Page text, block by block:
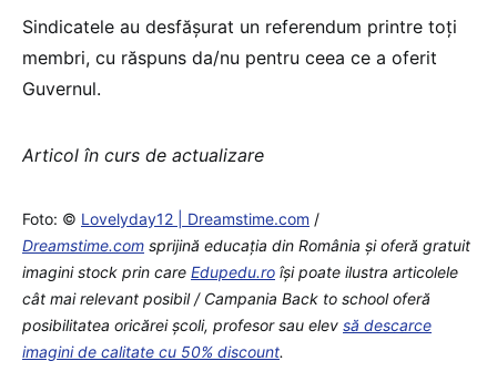
Sindicatele au desfășurat un referendum printre toți
membri, cu răspuns da/nu pentru ceea ce a oferit
Guvernul.
Articol în curs de actualizare
Foto: © Lovelyday12 | Dreamstime.com /
Dreamstime.com sprijină educaţia din România şi oferă gratuit
imagini stock prin care Edupedu.ro îşi poate ilustra articolele
cât mai relevant posibil / Campania Back to school oferă
posibilitatea oricărei școli, profesor sau elev să descarce
imagini de calitate cu 50% discount.